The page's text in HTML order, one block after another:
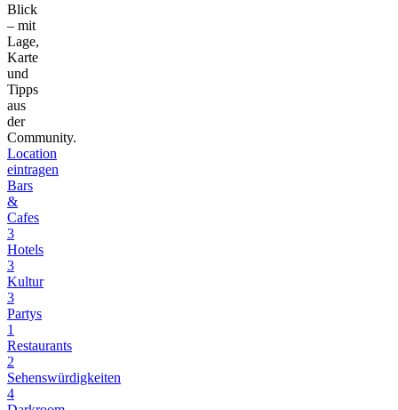
Blick
– mit
Lage,
Karte
und
Tipps
aus
der
Community.
Location
eintragen
Bars
&
Cafes
3
Hotels
3
Kultur
3
Partys
1
Restaurants
2
Sehenswürdigkeiten
4